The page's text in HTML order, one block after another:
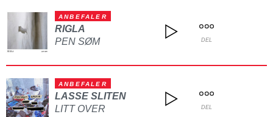
ANBEFALER
RIGLA
PEN SØM
DEL
ANBEFALER
LASSE SLITEN
LITT OVER
DEL